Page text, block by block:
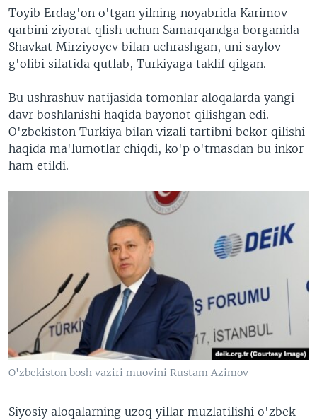
Toyib Erdag'on o'tgan yilning noyabrida Karimov
qarbini ziyorat qlish uchun Samarqandga borganida
Shavkat Mirziyoyev bilan uchrashgan, uni saylov
g'olibi sifatida qutlab, Turkiyaga taklif qilgan.
Bu ushrashuv natijasida tomonlar aloqalarda yangi
davr boshlanishi haqida bayonot qilishgan edi.
O'zbekiston Turkiya bilan vizali tartibni bekor qilishi
haqida ma'lumotlar chiqdi, ko'p o'tmasdan bu inkor
ham etildi.
O'zbekiston bosh vaziri muovini Rustam Azimov
Siyosiy aloqalarning uzoq yillar muzlatilishi o'zbek